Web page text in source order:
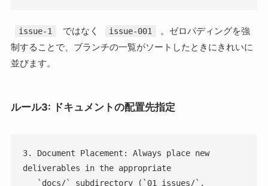
issue-1 ではなく issue-001
。ゼロパディングを強
制することで、ブランチの一覧がソートしたときにきれいに
並びます。
ルール3: ドキュメントの配置先指定
3. Document Placement: Always place new
deliverables in the appropriate